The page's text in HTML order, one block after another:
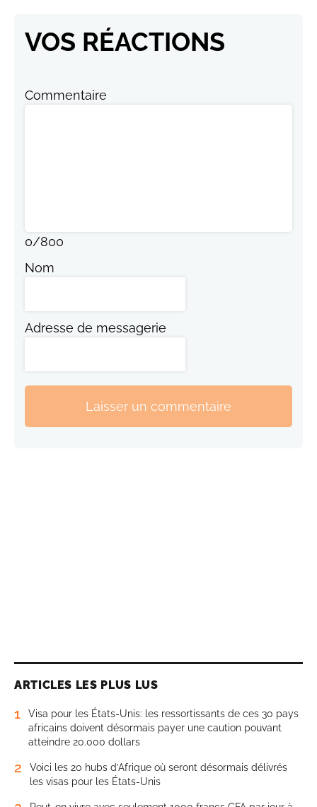
VOS RÉACTIONS
Commentaire
0/800
Nom
Adresse de messagerie
Laisser un commentaire
ARTICLES LES PLUS LUS
1
Visa pour les États-Unis: les ressortissants de ces 30 pays
africains doivent désormais payer une caution pouvant
atteindre 20.000 dollars
2
Voici les 20 hubs d’Afrique où seront désormais délivrés
les visas pour les États-Unis